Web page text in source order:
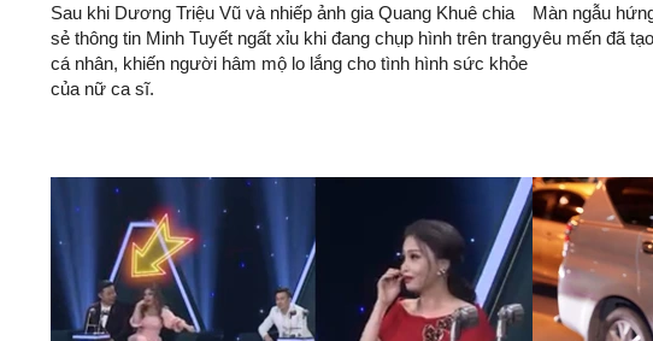
Sau khi Dương Triệu Vũ và nhiếp ảnh gia Quang Khuê chia
sẻ thông tin Minh Tuyết ngất xỉu khi đang chụp hình trên trang
cá nhân, khiến người hâm mộ lo lắng cho tình hình sức khỏe
của nữ ca sĩ.
Màn ngẫu
yêu mến đã